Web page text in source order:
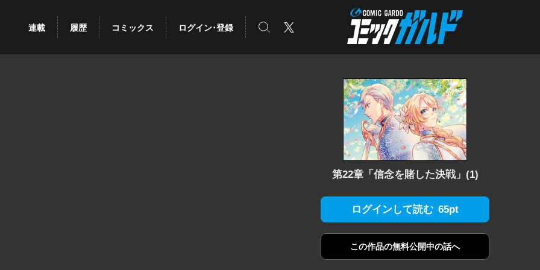
コミックガルド
連載 履歴 コミックス ログイン･登録 検索 X
第22章「信念を賭した決戦」(1)
ログインして読む 65pt
この作品の無料公開中の話へ